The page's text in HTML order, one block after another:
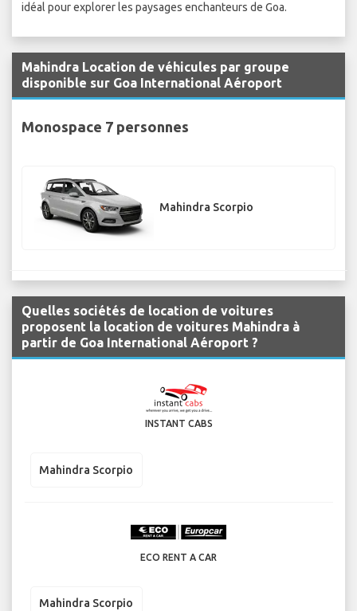
idéal pour explorer les paysages enchanteurs de Goa.
Mahindra Location de véhicules par groupe
disponible sur Goa International Aéroport
Monospace 7 personnes
Mahindra Scorpio
Quelles sociétés de location de voitures
proposent la location de voitures Mahindra à
partir de Goa International Aéroport ?
INSTANT CABS
Mahindra Scorpio
ECO RENT A CAR
Mahindra Scorpio